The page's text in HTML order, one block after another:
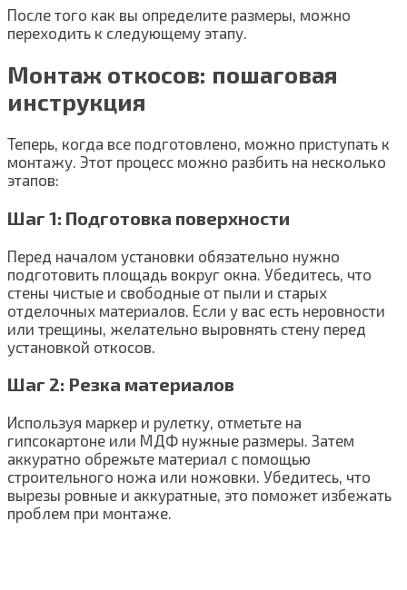
После того как вы определите размеры, можно
переходить к следующему этапу.
Монтаж откосов: пошаговая
инструкция
Теперь, когда все подготовлено, можно приступать к
монтажу. Этот процесс можно разбить на несколько
этапов:
Шаг 1: Подготовка поверхности
Перед началом установки обязательно нужно
подготовить площадь вокруг окна. Убедитесь, что
стены чистые и свободные от пыли и старых
отделочных материалов. Если у вас есть неровности
или трещины, желательно выровнять стену перед
установкой откосов.
Шаг 2: Резка материалов
Используя маркер и рулетку, отметьте на
гипсокартоне или МДФ нужные размеры. Затем
аккуратно обрежьте материал с помощью
строительного ножа или ножовки. Убедитесь, что
вырезы ровные и аккуратные, это поможет избежать
проблем при монтаже.